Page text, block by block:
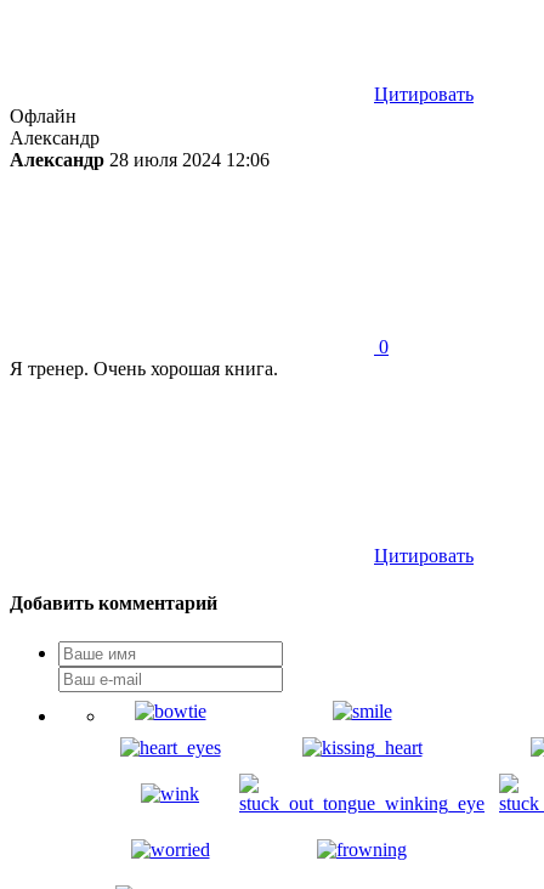
Цитировать
Офлайн
Александр
Александр 28 июля 2024 12:06
0
Я тренер. Очень хорошая книга.
Цитировать
Добавить комментарий